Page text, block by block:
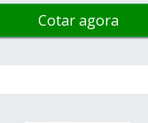
Cotar agora